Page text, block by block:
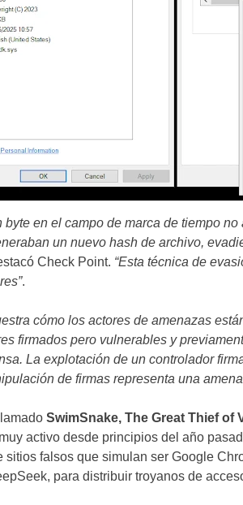
byte en el campo de marca de tiempo
un nuevo hash de archivo,
Check Point. “Esta técnica de
.
cómo los actores de amenazas
firmados pero vulnerables y
La explotación de un controlador
de firmas representa una
SwimSnake, The Great Thief of
activo desde principios del año
sitios falsos que simulan ser Google
para distribuir troyanos de